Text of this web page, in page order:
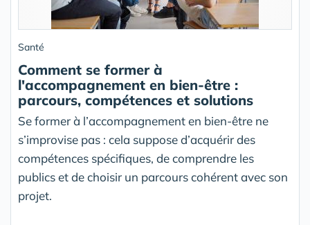
Santé
Comment se former à
l'accompagnement en bien-être :
parcours, compétences et solutions
Se former à l’accompagnement en bien-être ne
s’improvise pas : cela suppose d’acquérir des
compétences spécifiques, de comprendre les
publics et de choisir un parcours cohérent avec son
projet.